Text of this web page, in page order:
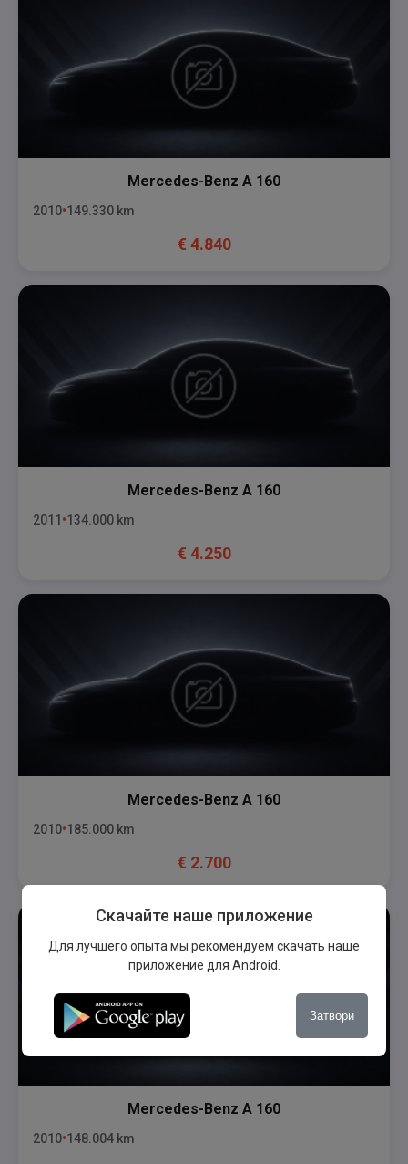
Mercedes-Benz A 160
2010 149.330 km
€ 4.840
Mercedes-Benz A 160
2011 134.000 km
€ 4.250
Mercedes-Benz A 160
2010 185.000 km
€ 2.700
Mercedes-Benz A 160
2010 148.004 km
Скачайте наше приложение
Для лучшего опыта мы рекомендуем скачать наше
приложение для Android.
Затвори